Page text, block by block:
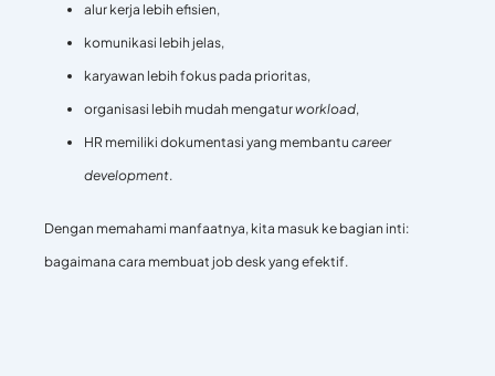
alur kerja lebih efisien,
komunikasi lebih jelas,
karyawan lebih fokus pada prioritas,
organisasi lebih mudah mengaturworkload,
HR memiliki dokumentasi yang membantu career
development.
Dengan memahami manfaatnya, kita masuk ke bagian inti:
bagaimana cara membuat job desk yang efektif.